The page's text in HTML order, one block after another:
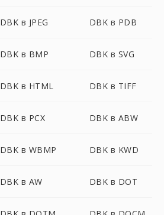
DBK в JPEG DBK в PDB
DBK в BMP DBK в SVG
DBK в HTML DBK в TIFF
DBK в PCX DBK в ABW
DBK в WBMP DBK в KWD
DBK в AW DBK в DOT